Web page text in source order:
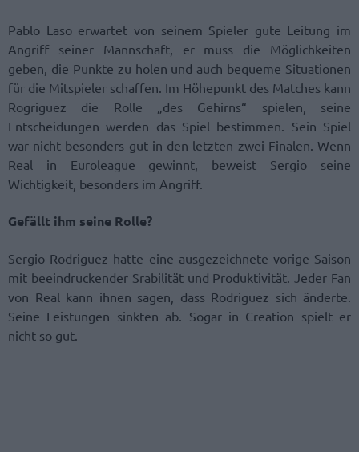
Pablo Laso erwartet von seinem Spieler gute Leitung im
Angriff seiner Mannschaft, er muss die Möglichkeiten
geben, die Punkte zu holen und auch bequeme Situationen
für die Mitspieler schaffen. Im Höhepunkt des Matches kann
Rogriguez die Rolle „des Gehirns“ spielen, seine
Entscheidungen werden das Spiel bestimmen. Sein Spiel
war nicht besonders gut in den letzten zwei Finalen. Wenn
Real in Euroleague gewinnt, beweist Sergio seine
Wichtigkeit, besonders im Angriff.
Gefällt ihm seine Rolle?
Sergio Rodriguez hatte eine ausgezeichnete vorige Saison
mit beeindruckender Srabilität und Produktivität. Jeder Fan
von Real kann ihnen sagen, dass Rodriguez sich änderte.
Seine Leistungen sinkten ab. Sogar in Creation spielt er
nicht so gut.